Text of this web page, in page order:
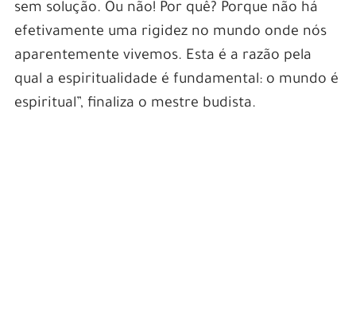
sem solução. Ou não! Por quê? Porque não há
efetivamente uma rigidez no mundo onde nós
aparentemente vivemos. Esta é a razão pela
qual a espiritualidade é fundamental: o mundo é
espiritual”, finaliza o mestre budista.